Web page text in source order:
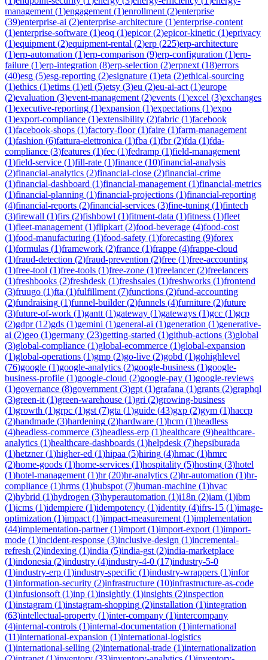
management (1)engagement (1)enrollment (2)enterprise
(39)enterprise-ai (2)enterprise-architecture (1)enterprise-content
(1)enterprise-software (1)eoq (1)epicor(2)epicor-kinetic (1)eprivacy
(1)equipment (2)equipment-rental (2)erp (225)erp-architecture
(1)erp-automation (1)erp-comparison (9)erp-configuration (1)erp-
failure (1)erp-integration (8)erp-selection (2)erpnext (18)errors
(40)esg (5)esg-reporting (2)esignature (1)eta (2)ethical-sourcing
(1)ethics (1)etims (1)etl (5)etsy (3)eu (2)eu-ai-act (1)europe
(2)evaluation (3)event-management (2)events (1)excel (3)exchanges
(1)executive-reporting (1)expansion (1)expectations (1)expo
(1)export-compliance (1)extensibility (2)fabric (1)facebook
(1)facebook-shops (1)factory-floor(1)faire (1)farm-management
(1)fashion (6)fattura-elettronica (1)fba (1)fbr(2)fda (1)fda-
compliance (3)features (1)fec (1)fedramp (1)field-management
(1)field-service (1)fill-rate (1)finance (10)financial-analysis
(2)financial-analytics (2)financial-close (2)financial-crime
(1)financial-dashboard (1)financial-management (1)financial-metrics
(1)financial-planning (1)financial-projections (1)financial-reporting
(4)financial-reports (2)financial-services (3)fine-tuning (1)fintech
(3)firewall (1)firs (2)fishbowl (1)fitment-data (1)fitness (1)fleet
(1)fleet-management (1)flipkart (2)food-beverage (4)food-cost
(1)food-manufacturing (1)food-safety (1)forecasting (9)forex
(1)formulas (1)framework (2)france (1)frappe (4)frappe-cloud
(1)fraud-detection (2)fraud-prevention (2)free (1)free-accounting
(1)free-tool (1)free-tools (1)free-zone (1)freelancer(2)freelancers
(1)freshbooks (2)freshdesk (1)freshsales (1)freshworks (1)frontend
(3)fruugo (1)fta (1)fulfillment (7)functions (2)fund-accounting
(2)fundraising (1)funnel-builder(2)funnels (4)furniture (2)future
(3)future-of-work (1)gantt (1)gateway (1)gateways (1)gcc (1)gcp
(2)gdpr(12)gds (1)gemini (1)general-ai (1)generation (1)generative-
ai (2)geo (1)germany (23)getting-started (1)github-actions (3)global
(3)global-compliance (1)global-ecommerce (1)global-expansion
(1)global-operations (1)gmp (2)go-live (2)gobd (1)gohighlevel
(76)google (1)google-analytics (2)google-business (1)google-
business-profile (1)google-cloud (2)google-pay (1)google-reviews
(1)governance (8)government (3)gpt (1)grafana (1)grants (2)graphql
(3)green-it (1)green-warehouse (1)gri (2)growing-business
(1)growth (1)grpc (1)gst (7)gta (1)guide (43)gxp (2)gym (1)haccp
(2)handmade (3)hardening (2)hardware (1)hcm (1)headless
(4)headless-commerce (3)headless-erp (1)healthcare (9)healthcare-
analytics (1)healthcare-dashboards (1)helpdesk (7)hepsiburada
(1)hetzner(1)higher-ed (1)hipaa (5)hiring (4)hmac (1)hmrc
(2)home-goods (1)home-services (1)hospitality (5)hosting (3)hotel
(1)hotel-management (1)hr(20)hr-analytics (2)hr-automation (1)hr-
compliance (1)hrms (1)hubspot (7)human-machine (1)hvac
(2)hybrid (1)hydrogen (3)hyperautomation (1)i18n (2)iam (1)ibm
(1)icms (1)idempiere (1)idempotency (1)identity (4)ifrs-15 (1)image-
optimization (1)impact (1)impact-measurement (1)implementation
(44)implementation-partner(1)import (1)import-export (1)import-
mode (1)incident-response (3)inclusive-design (1)incremental-
refresh (2)indexing (1)india (5)india-gst (2)india-marketplace
(1)indonesia (2)industry (4)industry-4-0 (17)industry-5-0
(1)industry-erp (1)industry-specific (1)industry-wrappers (1)infor
(1)information-security (2)infrastructure (10)infrastructure-as-code
(1)infusionsoft (1)inp (1)insightly (1)insights (2)inspection
(1)instagram (1)instagram-shopping (2)installation (1)integration
(63)intellectual-property (1)inter-company (1)intercompany
(4)internal-controls (1)internal-documentation (1)international
(11)international-expansion (1)international-logistics
(1)international-selling (2)international-trade (1)internationalization